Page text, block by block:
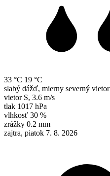
33 °C 19 °C
slabý dážď, mierny severný vietor
vietor S, 3.6 m/s
tlak 1017 hPa
vlhkosť 30 %
zrážky 0.2 mm
zajtra, piatok 7. 8. 2026